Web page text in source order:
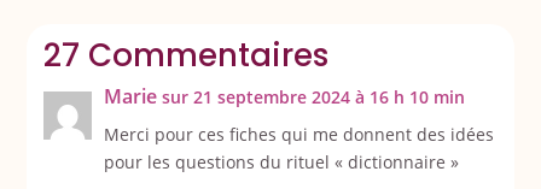
27 Commentaires
Marie sur 21 septembre 2024 à 16 h 10 min
Merci pour ces fiches qui me donnent des idées
pour les questions du rituel « dictionnaire »